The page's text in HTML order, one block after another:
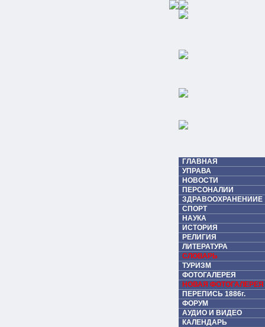
ГЛАВНАЯ
УПРАВА
НОВОСТИ
ПЕРСОНАЛИИ
ЗДРАВООХРАНЕНИИЕ
СПОРТ
НАУКА
ИСТОРИЯ
РЕЛИГИЯ
ЛИТЕРАТУРА
СЛОВАРЬ
ТУРИЗМ
ФОТОГАЛЕРЕЯ
НОВАЯ ФОТОГАЛЕРЕЯ
ПЕРЕПИСЬ 1886г.
ФОРУМ
АУДИО И ВИДЕО
КАЛЕНДАРЬ